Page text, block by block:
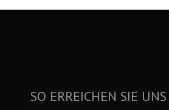
SO ERREICHEN SIE UNS